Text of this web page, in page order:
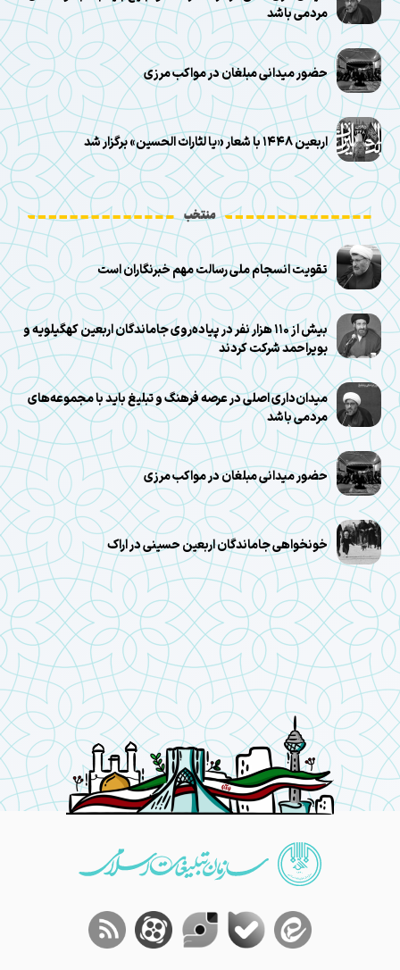
مردمی باشد
حضور میدانی مبلغان در مواکب مرزی
اربعین ۱۴۴۸ با شعار «یا لثارات الحسین» برگزار شد
منتخب
تقویت انسجام ملی رسالت مهم خبرنگاران است
بیش از ۱۱۰ هزار نفر در پیاده‌روی جاماندگان اربعین کهگیلویه و
بویراحمد شرکت کردند
میدان‌داری اصلی در عرصه فرهنگ و تبلیغ باید با مجموعه‌های
مردمی باشد
حضور میدانی مبلغان در مواکب مرزی
خونخواهی جاماندگان اربعین حسینی در اراک